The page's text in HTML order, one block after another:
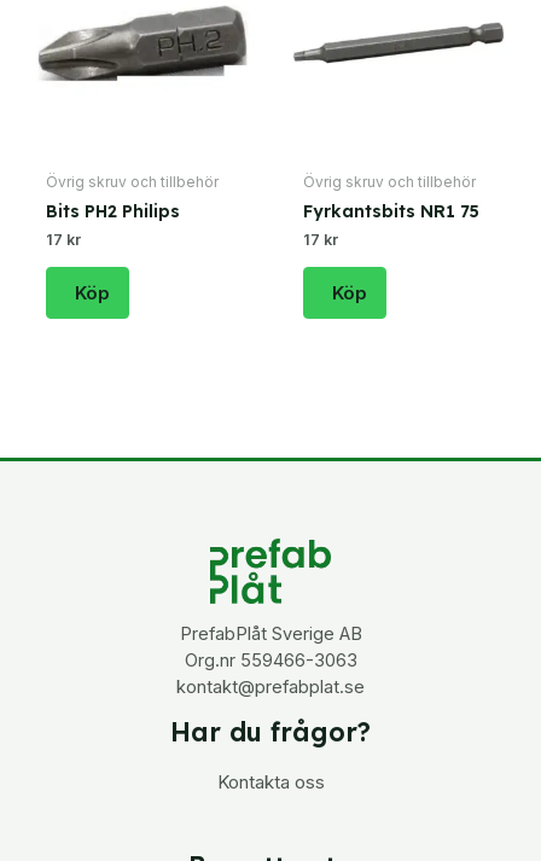
Övrig skruv och tillbehör
Bits PH2 Philips
17 kr
Köp
Övrig skruv och tillbehör
Fyrkantsbits NR1 75
17 kr
Köp
PrefabPlåt Sverige AB
Org.nr 559466-3063
kontakt@prefabplat.se
Har du frågor?
Kontakta oss